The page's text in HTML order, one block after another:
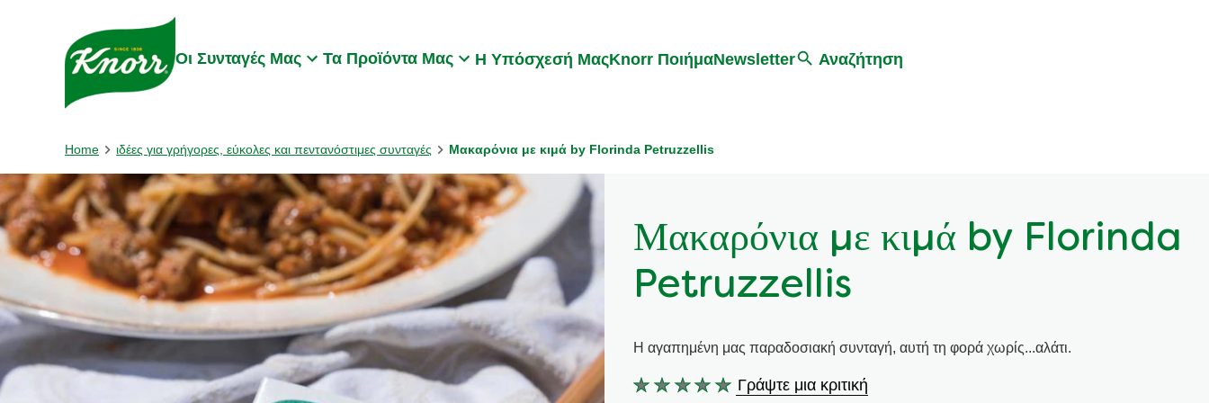
Skip to:
Οι Συνταγές Μας Τα Προϊόντα Μας Η Υπόσχεσή ΜαςKnorr ΠοιήμαNewsletter Αναζήτηση
Home ιδέες για γρήγορες, εύκολες και πεντανόστιμες συνταγές Μακαρόνια με κιμά by Florinda Petruzzellis
Μακαρόνια με κιμά by Florinda
Petruzzellis
Η αγαπημένη μας παραδοσιακή συνταγή, αυτή τη φορά χωρίς...αλάτι.
Δεν
Γράψτε μια κριτική